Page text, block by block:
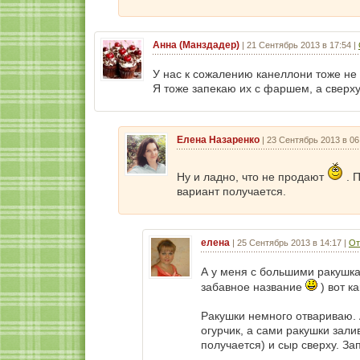
Анна (Манздадер) | 21 Сентябрь 2013 в 17:54 |
У нас к сожалению канеллони тоже
Я тоже запекаю их с фаршем, а
Елена Назаренко | 23 Сентябрь 2013 в
Ну и ладно, что не продают
.
вариант получается.
елена | 25 Сентябрь 2013 в 14:17 |
А у меня с большими
забавное название
) вот
Ракушки немного
огурчик, а сами ракушки
получается) и сыр сверху.